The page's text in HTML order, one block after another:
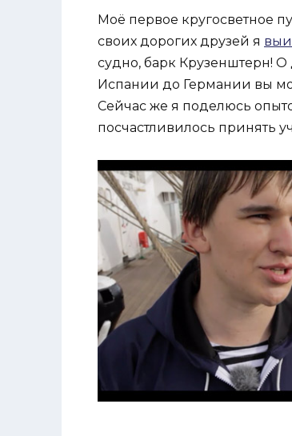
Моё первое кругосветное
своих дорогих друзей я
судно, барк Крузенштерн!
Испании до Германии вы
Сейчас же я поделюсь
посчастливилось принять